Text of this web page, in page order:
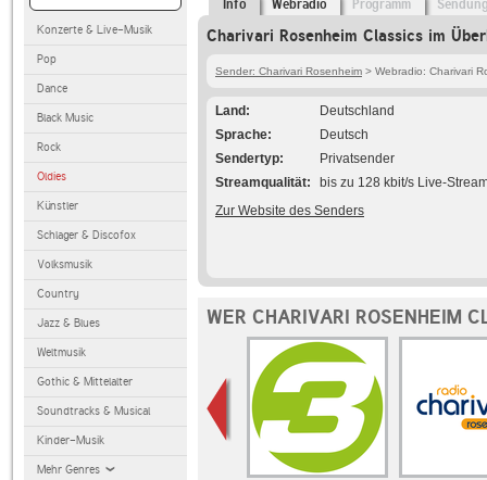
Konzerte & Live-Musik
Pop
Dance
Black Music
Rock
Oldies
Künstler
Schlager & Discofox
Volksmusik
Country
Jazz & Blues
Weltmusik
Gothic & Mittelalter
Soundtracks & Musical
Kinder-Musik
Mehr Genres
Info Webradio Programm
Charivari Rosenheim Classics im
Sender: Charivari Rosenheim > Webradio: Charivari
Land
Deutschland
Sprache
Deutsch
Sendertyp
Privatsender
Streamqualität
bis zu 128 kbit/s Live-
Zur Website des Senders
WER CHARIVARI ROSENHEIM